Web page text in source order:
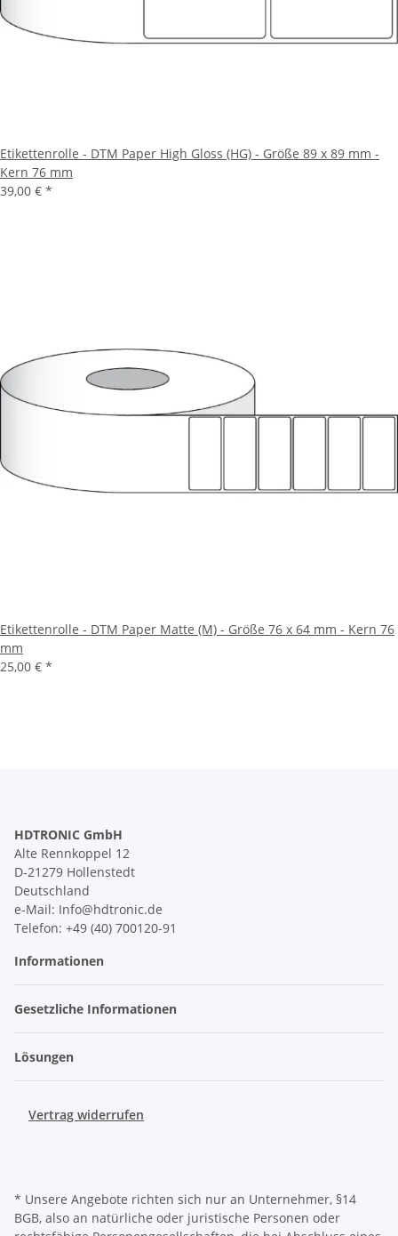
Etikettenrolle - DTM Paper High Gloss (HG) - Größe 89 x 89 mm -
Kern 76 mm
39,00 € *
Etikettenrolle - DTM Paper Matte (M) - Größe 76 x 64 mm - Kern 76
mm
25,00 € *
HDTRONIC GmbH
Alte Rennkoppel 12
D-21279 Hollenstedt
Deutschland
e-Mail: Info@hdtronic.de
Telefon: +49 (40) 700120-91
Informationen
Gesetzliche Informationen
Lösungen
Vertrag widerrufen
* Unsere Angebote richten sich nur an Unternehmer, §14
BGB, also an natürliche oder juristische Personen oder